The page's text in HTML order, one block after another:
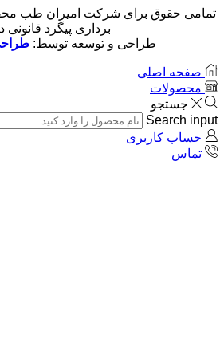
تمامی حقوق برای شرکت امیران طب
برداری پیگرد قانونی
طراحی و توسعه توسط:
صفحه اصلی
محصولات
جستجو
Search input
حساب کاربری
تماس